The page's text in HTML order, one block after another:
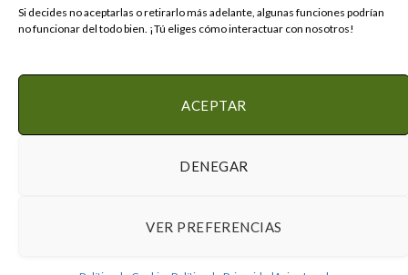
Si decides no aceptarlas o retirarlo más adelante, algunas funciones podrían
no funcionar del todo bien. ¡Tú eliges cómo interactuar con nosotros!
ACEPTAR
DENEGAR
VER PREFERENCIAS
POLÍTICA DE PRIVACIDAD